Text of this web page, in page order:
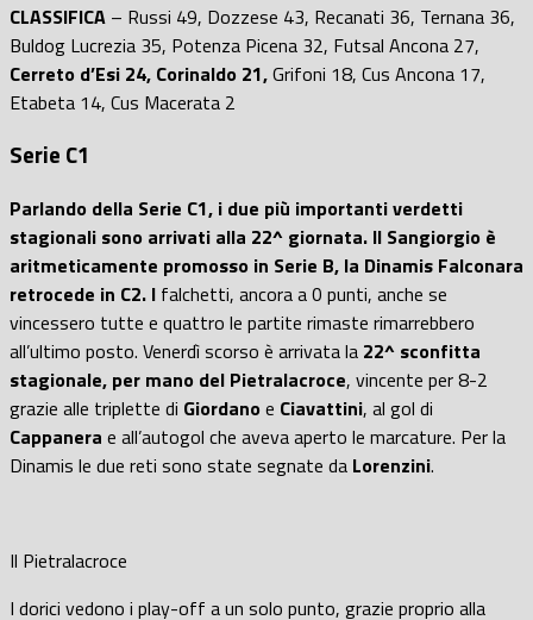
CLASSIFICA – Russi 49, Dozzese 43, Recanati 36, Ternana 36,
Buldog Lucrezia 35, Potenza Picena 32, Futsal Ancona 27,
Cerreto d’Esi 24, Corinaldo 21,Grifoni 18, Cus Ancona 17,
Etabeta 14, Cus Macerata 2
Serie C1
Parlando della Serie C1, i due più importanti verdetti
stagionali sono arrivati alla 22^ giornata. Il Sangiorgio è
aritmeticamente promosso in Serie B, la Dinamis Falconara
retrocede in C2. I falchetti, ancora a 0 punti, anche se
vincessero tutte e quattro le partite rimaste rimarrebbero
all’ultimo posto. Venerdì scorso è arrivata la 22^ sconfitta
stagionale, per mano del Pietralacroce, vincente per 8-2
grazie alle triplette di Giordanoe Ciavattini, al gol di
Cappanera e all’autogol che aveva aperto le marcature. Per la
Dinamis le due reti sono state segnate da Lorenzini.
Il Pietralacroce
I dorici vedono i play-off a un solo punto, grazie proprio alla